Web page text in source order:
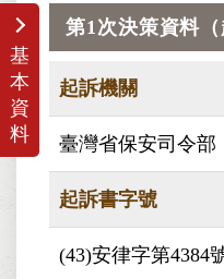
基
本
資
料
第1次決策資料（
起訴機關
臺灣省保安司令部
起訴書字號
(43)安律字第4384